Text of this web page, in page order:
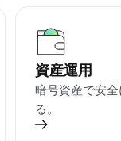
資産運用
暗号資産で安
る。